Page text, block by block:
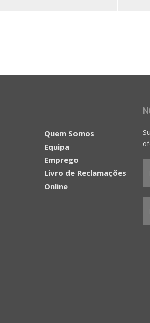
Quem Somos
Equipa
Emprego
Livro de Reclamações
Online